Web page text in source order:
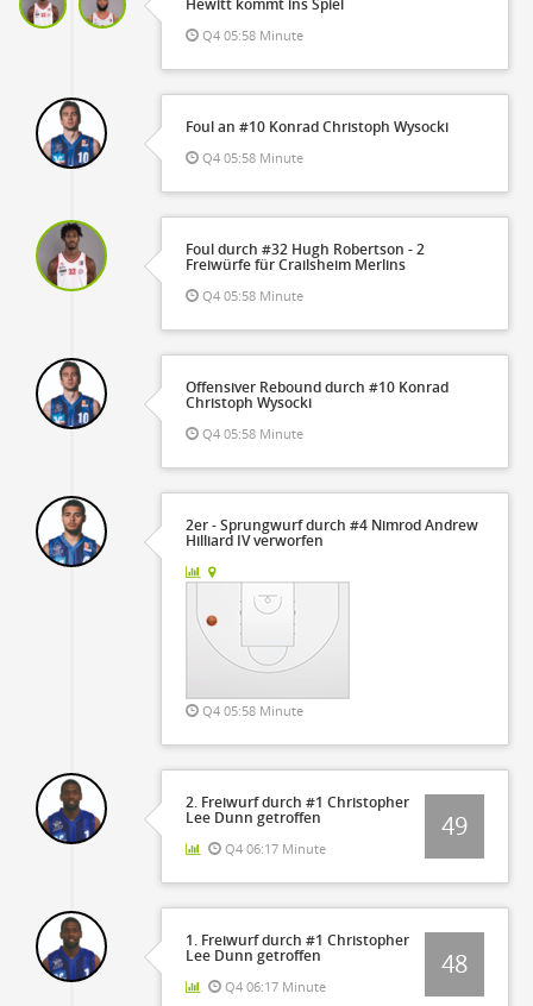
Q4 05:58 Minute
Foul an #10 Konrad Christoph Wysocki
Q4 05:58 Minute
Foul durch #32 Hugh Robertson - 2
Freiwürfe für Crailsheim Merlins
Q4 05:58 Minute
Offensiver Rebound durch #10 Konrad
Christoph Wysocki
Q4 05:58 Minute
2er - Sprungwurf durch #4 Nimrod Andrew
Hilliard IV verworfen
Q4 05:58 Minute
2. Freiwurf durch #1 Christopher
Lee Dunn getroffen
Q4 06:17 Minute
49
1. Freiwurf durch #1 Christopher
Lee Dunn getroffen
Q4 06:17 Minute
48